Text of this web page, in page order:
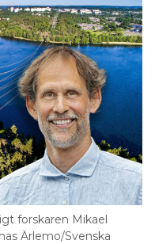
forskaren Mikael
Ärlemo/Svenska